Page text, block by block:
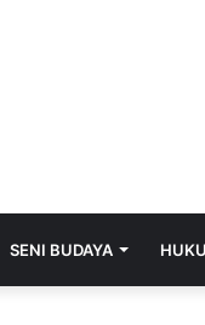
SENI BUDAYA